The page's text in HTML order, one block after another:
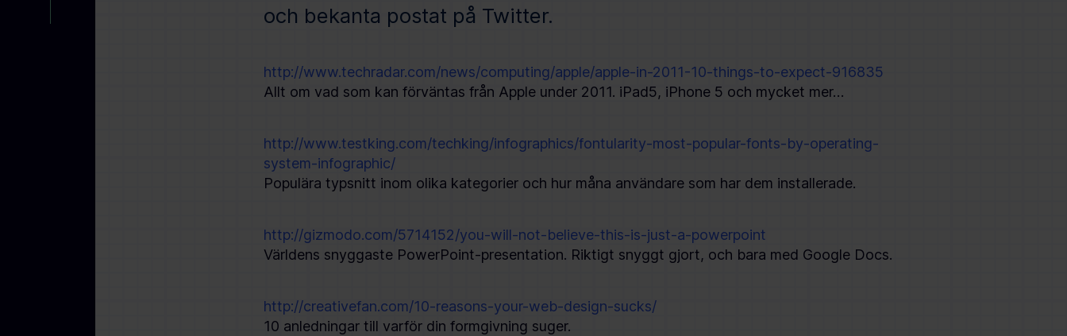
och bekanta postat på Twitter.
http://www.techradar.com/news/computing/apple/apple-in-2011-10-things-to-expect-916835
Allt om vad som kan förväntas från Apple under 2011. iPad5, iPhone 5 och mycket mer…
http://www.testking.com/techking/infographics/fontularity-most-popular-fonts-by-operating-
system-infographic/
Populära typsnitt inom olika kategorier och hur måna användare som har dem installerade.
http://gizmodo.com/5714152/you-will-not-believe-this-is-just-a-powerpoint
Världens snyggaste PowerPoint-presentation. Riktigt snyggt gjort, och bara med Google Docs.
http://creativefan.com/10-reasons-your-web-design-sucks/
10 anledningar till varför din formgivning suger.